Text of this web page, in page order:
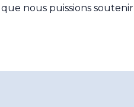
nous puissions soutenir